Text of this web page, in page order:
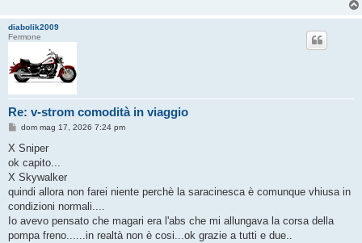
diabolik2009
Fermone
Re: v-strom comodità in viaggio
M
s
a
g
i
o
dom mag 17, 2026 7:24 pm
X Sniper
ok capito...
X Skywalker
quindi allora non farei niente perchè la saracinesca è comunque vhiusa in
condizioni normali....
Io avevo pensato che magari era l'abs che mi allungava la corsa della
pompa freno......in realtà non è cosi...ok grazie a tutti e due..